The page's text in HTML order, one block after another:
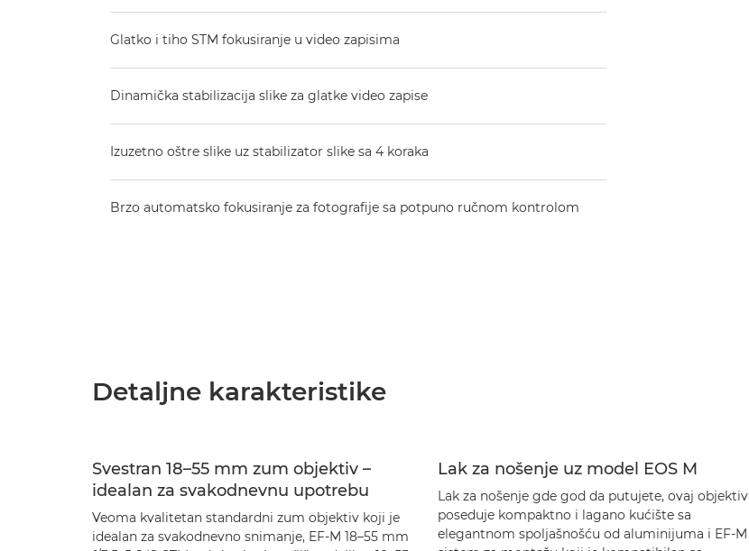
Glatko i tiho STM fokusiranje u video zapisima
Dinamička stabilizacija slike za glatke video zapise
Izuzetno oštre slike uz stabilizator slike sa 4 koraka
Brzo automatsko fokusiranje za fotografije sa potpuno ručnom kontrolom
Detaljne karakteristike
Svestran 18–55 mm zum objektiv –
idealan za svakodnevnu upotrebu
Veoma kvalitetan standardni zum objektiv koji je
idealan za svakodnevno snimanje, EF-M 18–55 mm
Lak za nošenje uz model EOS M
Lak za nošenje gde god da putujete, ovaj objektiv
poseduje kompaktno i lagano kućište sa
elegantnom spoljašnošću od aluminijuma i EF-M